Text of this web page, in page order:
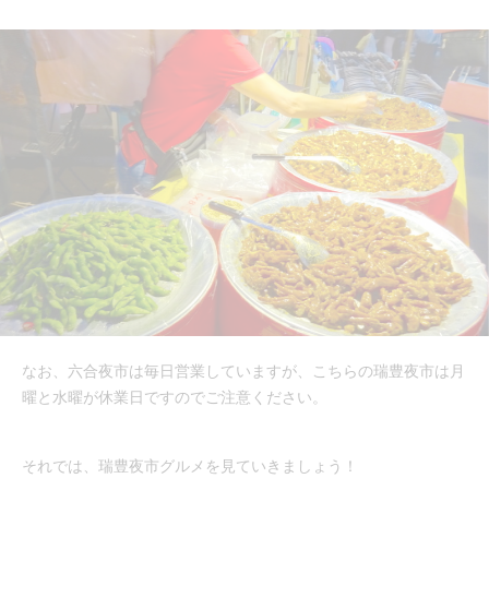
なお、六合夜市は毎日営業していますが、こちらの瑞豊夜市は月
曜と水曜が休業日ですのでご注意ください。
それでは、瑞豊夜市グルメを見ていきましょう！